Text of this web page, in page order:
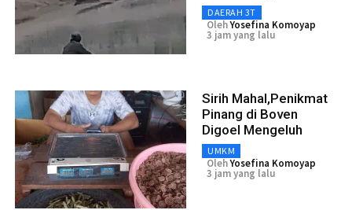
DAERAH 3T
OlehYosefina Komoyap
3 jam yang lalu
Sirih Mahal,Penikmat
Pinang di Boven
Digoel Mengeluh
UMKM
OlehYosefina Komoyap
3 jam yang lalu